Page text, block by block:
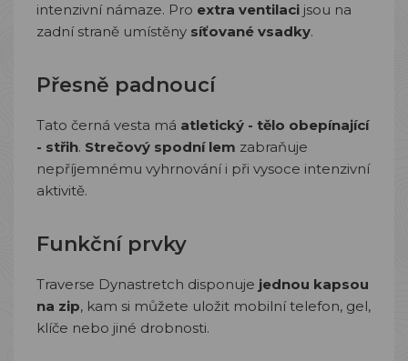
intenzivní námaze. Pro extra ventilaci jsou na
zadní straně umístěny síťované vsadky.
Přesně padnoucí
Tato černá vesta má atletický - tělo obepínající
- střih. Strečový spodní lem zabraňuje
nepříjemnému vyhrnování i při vysoce intenzivní
aktivitě.
Funkční prvky
Traverse Dynastretch disponuje jednou kapsou
na zip, kam si můžete uložit mobilní telefon, gel,
klíče nebo jiné drobnosti.